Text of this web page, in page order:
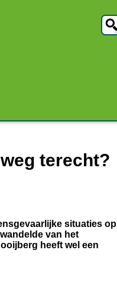
terecht?
situaties op
van het
heeft wel een